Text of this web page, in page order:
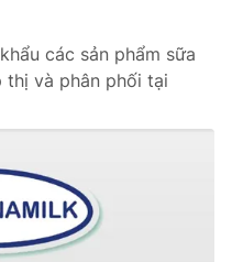
các sản phẩm sữa
và phân phối tại